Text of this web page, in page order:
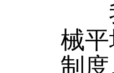
我
械
制度